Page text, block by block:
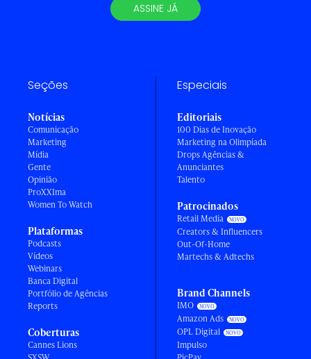
ASSINE JÁ
Seções
Notícias
Comunicação
Marketing
Mídia
Gente
Opinião
ProXXIma
Women To Watch
Plataformas
Podcasts
Vídeos
Webinars
Banca Digital
Portfólio de Agências
Reports
Coberturas
Cannes Lions
Especiais
Editoriais
100 Dias de Inovação
Marketing na Olimpíada
Drops Agências &
Anunciantes
Talento
Patrocinados
Retail Media
Creators & Influencers
Out-Of-Home
Martechs & Adtechs
Brand Channels
IMO
Amazon Ads
OPL Digital
Impulso